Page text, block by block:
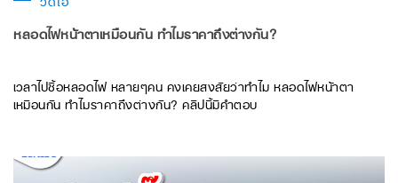
หลอดไฟหน้าตาเหมือนกัน ทำไมราคาถึงต่างกัน?
เวลาไปซื้อหลอดไฟ หลายๆคน คงเคยสงสัยว่าทำไม หลอดไฟหน้าตา
เหมือนกัน ทำไมราคาถึงต่างกัน? คลิปนี้มีคำตอบ